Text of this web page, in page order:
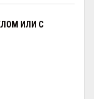
ИЛИ С